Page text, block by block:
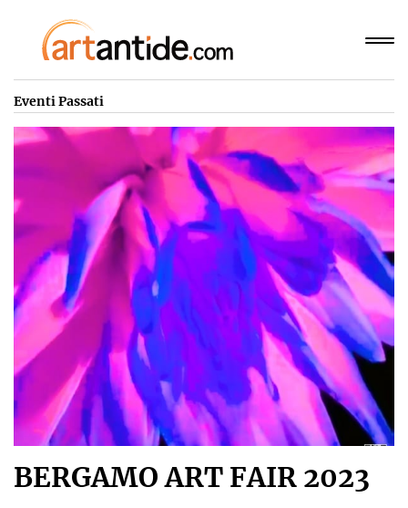
Eventi Passati
BERGAMO ART FAIR 2023